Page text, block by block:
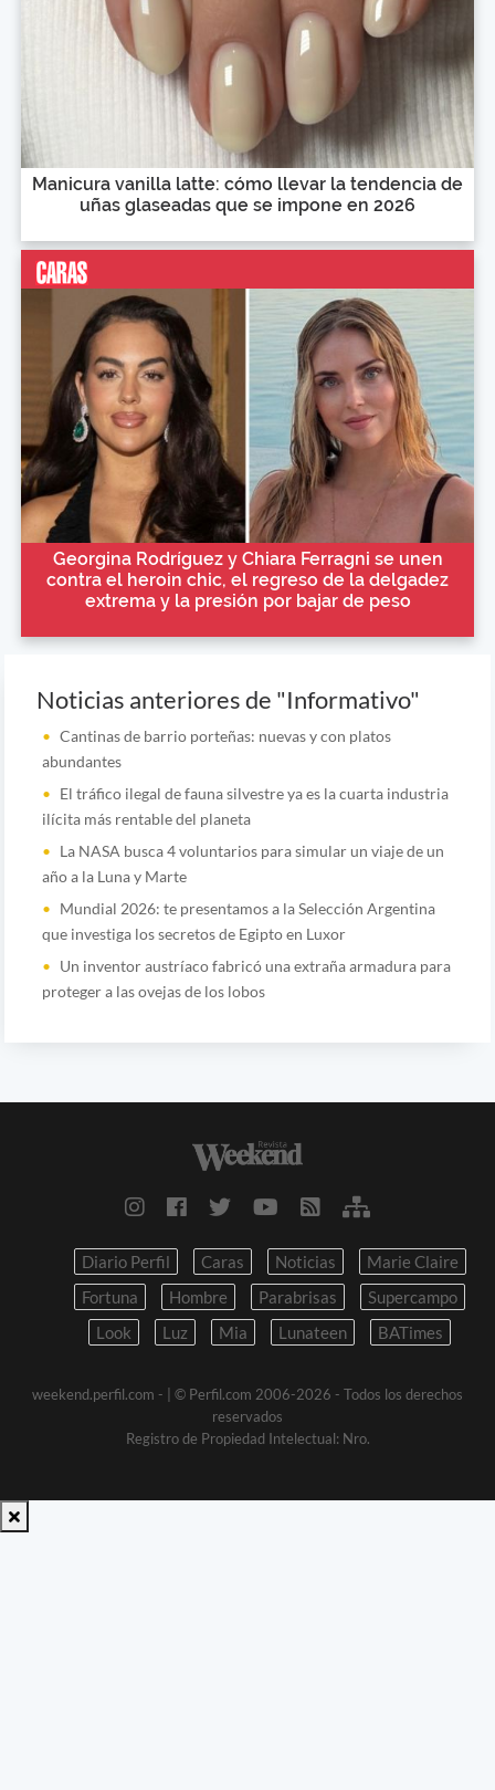
Manicura vanilla latte: cómo llevar la tendencia de
uñas glaseadas que se impone en 2026
Georgina Rodríguez y Chiara Ferragni se unen
contra el heroin chic, el regreso de la delgadez
extrema y la presión por bajar de peso
Noticias anteriores de "Informativo"
Cantinas de barrio porteñas: nuevas y con platos
abundantes
El tráfico ilegal de fauna silvestre ya es la cuarta industria
ilícita más rentable del planeta
La NASA busca 4 voluntarios para simular un viaje de un
año a la Luna y Marte
Mundial 2026: te presentamos a la Selección Argentina
que investiga los secretos de Egipto en Luxor
Un inventor austríaco fabricó una extraña armadura para
proteger a las ovejas de los lobos
Diario Perfil Caras Noticias
Marie Claire
Fortuna
Hombre Parabrisas
Supercampo
Look
Luz Mia Lunateen BATimes
weekend.perfil.com -
| © Perfil.com 2006-2026 - Todos los derechos
reservados
Registro de Propiedad Intelectual: Nro.